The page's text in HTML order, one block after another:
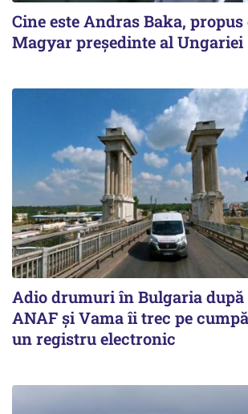
Cine este Andras Baka, propus
Magyar președinte al Ungariei
Adio drumuri în Bulgaria
ANAF și Vama îi trec pe
un registru electronic